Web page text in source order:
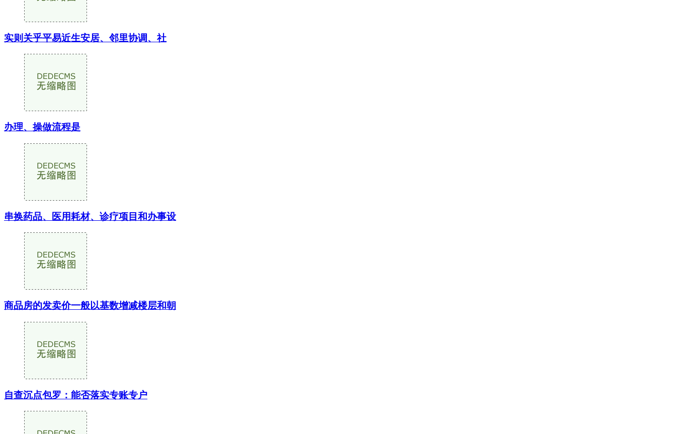
实则关乎平易近生安居、邻里协调、社
办理、操做流程是
串换药品、医用耗材、诊疗项目和办事设
商品房的发卖价一般以基数增减楼层和朝
自查沉点包罗：能否落实专账专户